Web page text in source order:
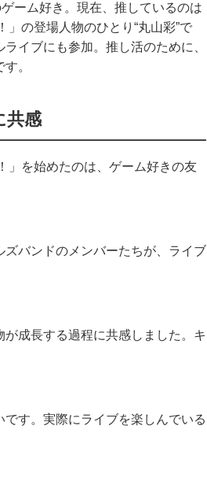
ーム好き。現在、推しているのは
」の登場人物のひとり “丸山彩”で
イブにも参加。推し活のために、
。
共感
」を始めたのは、ゲーム好きの友
ズバンドのメンバーたちが、ライブ
が成長する過程に共感しました。キ
す。実際にライブを楽しんでいる